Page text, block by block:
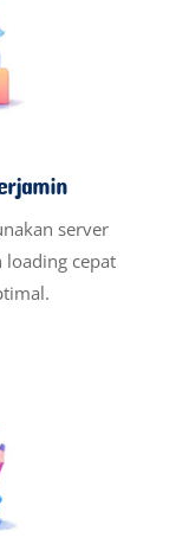
server
cepat